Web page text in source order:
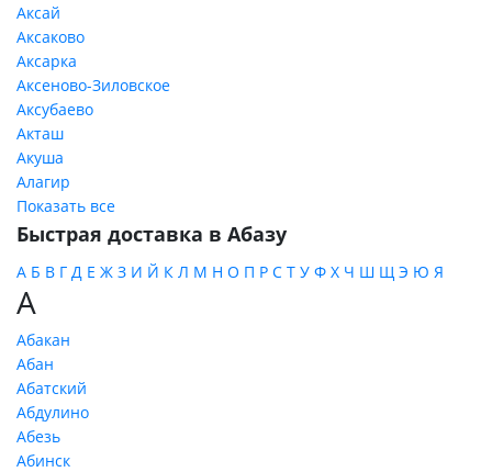
Аксай
Аксаково
Аксарка
Аксеново-Зиловское
Аксубаево
Акташ
Акуша
Алагир
Показать все
Быстрая доставка в Абазу
А Б В Г Д Е Ж З И Й К Л М Н О П Р С Т У Ф Х Ч Ш Щ Э Ю Я
А
Абакан
Абан
Абатский
Абдулино
Абезь
Абинск